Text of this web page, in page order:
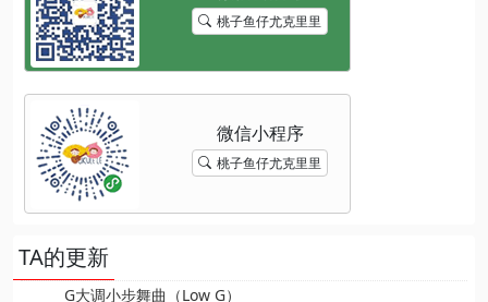
桃子鱼仔尤克里里
桃子鱼仔尤克里里
TA的更新
G大调小步舞曲（Low G）